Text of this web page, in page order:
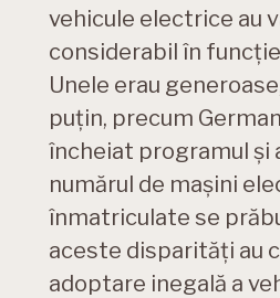
vehicule electrice au
considerabil în
Unele erau
puțin, precum
încheiat programul și
numărul de mașini
înmatriculate se
aceste disparități au
adoptare inegală a